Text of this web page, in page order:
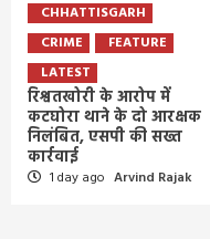
CHHATTISGARH
CRIME
FEATURE
LATEST
रिश्वतखोरी के आरोप में
कटघोरा थाने के दो आरक्षक
निलंबित, एसपी की सख्त
कार्रवाई
1 day ago Arvind Rajak